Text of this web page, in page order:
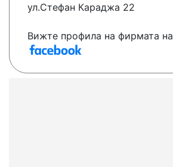
ул.Стефан Караджа 22
Вижте профила на фирмата на